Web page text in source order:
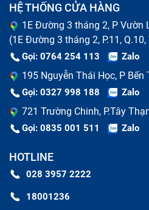
Vỏ laptop được chế tạo từ
kim nhôm, có độ bền rất
một số tác động ngoại lực
chất liệu nhựa có thể vẫn
thận. Nhưng, điều đó không
gặp sự cố, vậy khi nào bạn
Phím Lenovo Ibm
những trường hợp sau:
hưởng tới các bộ phận khác
HỆ THỐNG CỬA HÀNG
1E Đường 3 tháng 2, P Vườn
(1E Đường 3 tháng 2, P.11, Q.10,
Gọi: 0764 254 113 Zalo
195 Nguyễn Thái Học, P Bến
Gọi: 0327 998 188 Zalo
721 Trường Chinh, P.Tây
Gọi: 0835 001 511 Zalo
HOTLINE
028 3957 2222
18001236